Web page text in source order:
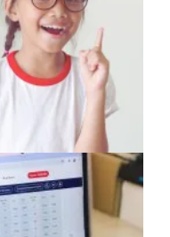
atau Tiga
Dicari